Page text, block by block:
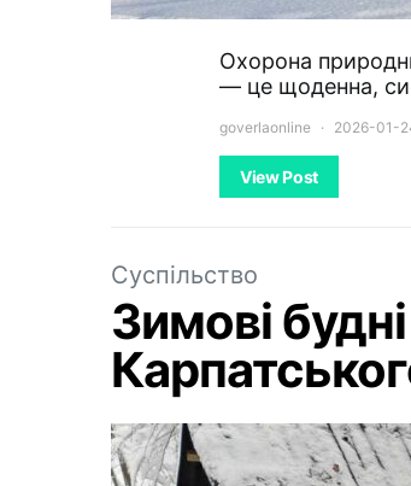
Охорона
— це щоденна,
goverlaonline 2026-01-
View Post
Суспільство
Зимові